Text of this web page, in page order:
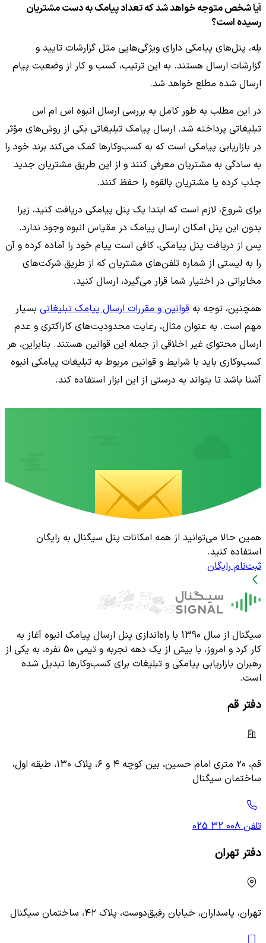
آیا شخص متوجه خواهد شد که تعداد پیامک به دست مشتریان
رسیده است؟
بله، پنل‌های پیامکی دارای ویژگی‌هایی مثل گزارشات تایید و
گزارشات ارسال هستند. به این ترتیب، کسب و کار از وضعیت پیام
ارسال شده مطلع خواهد شد.
در این مطلب به طور کامل به بررسی ارسال انبوه اس ام اس
تبلیغاتی پرداخته شد. ارسال پیامک تبلیغاتی یکی از روش‌های مؤثر
در بازاریابی پیامکی است که به کسب‌وکارها کمک می‌کند برند خود را
به سادگی به مشتریان معرفی کنند و از این طریق مشتریان جدید
جذب کرده یا مشتریان بالقوه را حفظ کنند.
برای شروع، لازم است که ابتدا یک پنل پیامکی دریافت کنید، زیرا
بدون این پنل امکان ارسال پیامک در مقیاس انبوه وجود ندارد.
پس از دریافت پنل پیامکی، کافی است پیام خود را آماده کرده و آن
را به لیستی از شماره تلفن‌های مشتریان که از طریق شرکت‌های
مخابراتی در اختیار شما قرار می‌گیرد، ارسال کنید.
همچنین، توجه به قوانین و مقررات ارسال پیامک تبلیغاتی بسیار
مهم است. به عنوان مثال، رعایت محدودیت‌های کاراکتری و عدم
ارسال محتوای غیر اخلاقی از جمله این قوانین هستند. بنابراین، هر
کسب‌وکاری باید با شرایط و قوانین مربوط به تبلیغات پیامکی انبوه
آشنا باشد تا بتواند به درستی از این ابزار استفاده کند.
همین حالا می‌توانید از همه امکانات پنل سیگنال به رایگان
استفاده کنید.
ثبت‌نام رایگان
سیگنال از سال 1390 با راه‌اندازی پنل ارسال پیامک انبوه آغاز به
کار کرد و امروز، با بیش از یک دهه تجربه و تیمی 50 نفره، به یکی از
رهبران بازاریابی پیامکی و تبلیغات برای کسب‌وکارها تبدیل شده
است.
دفتر قم
قم، ۲۰ متری امام حسین، بین کوچه ۴ و ۶، پلاک ۱۳۰، طبقه اول،
ساختمان سیگنال
تلفن 025 32 008
دفتر تهران
تهران، پاسداران، خیابان رفیق‌دوست، پلاک ۴۲، ساختمان سیگنال